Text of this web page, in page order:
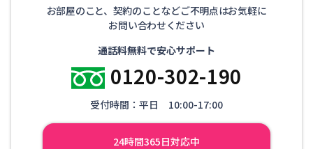
お部屋のこと、契約のことなどご不明点はお気軽に
お問い合わせください
通話料無料で安心サポート
0120-302-190
受付時間：平日 10:00-17:00
24時間365日対応中